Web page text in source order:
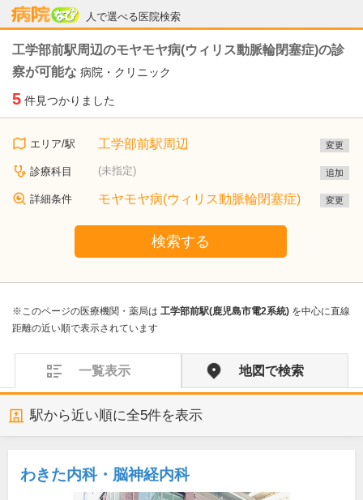
人で選べる医院検索
病院なび
工学部前駅周辺のモヤモヤ病(ウィリス動脈輪閉塞症)の診
察が可能な 病院・クリニック
5 件見つかりました
エリア/駅 工学部前駅周辺 変更
診療科目 (未指定) 追加
詳細条件 モヤモヤ病(ウィリス動脈輪閉塞症) 変更
検索する
※このページの医療機関・薬局は 工学部前駅(鹿児島市電2系統) を中心に直線
距離の近い順で表示されています
一覧表示 地図で検索
駅から近い順に全5件を表示
わきた内科・脳神経内科